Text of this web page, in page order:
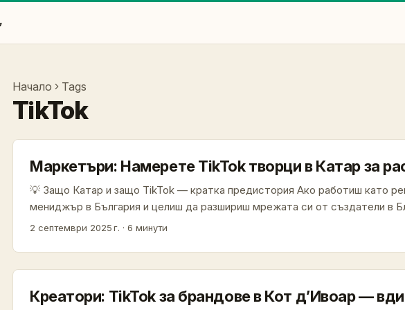
Начало Tags
TikTok
Маркетъри: Намерете TikTok творци в Катар за
💡 Защо Катар и защо TikTok — кратка предистория Ако работиш като
мениджър в България и целиш да разшириш мрежата си от създатели в
смисъл: малък пазар, но висок потребителски доход и силна активност в
правилата на играта за откриване и оптимизация, както отбелязва Digiday
2 септември 2025 г. · 6 минути
Креатори: TikTok за брандове в Кот д’Ивоар —